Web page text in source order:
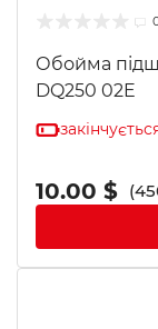
Обойма
DQ250 02E
10.00 $